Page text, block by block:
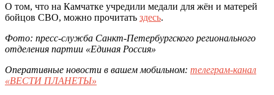
О том, что на Камчатке учредили медали для жён и матерей
бойцов СВО, можно прочитать здесь.
Фото: пресс-служба Санкт-Петербургского регионального
отделения партии «Единая Россия»
Оперативные новости в вашем мобильном: телеграм-канал
«ВЕСТИ ПЛАНЕТЫ»